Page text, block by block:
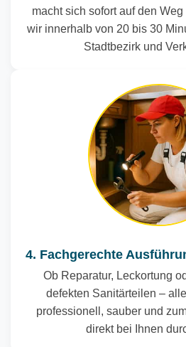
macht sich sofort auf den
wir innerhalb von 20 bis 30
Stadtbezirk und
4. Fachgerechte
Ob Reparatur, Leckortung
defekten Sanitärteilen –
professionell, sauber und
direkt bei Ihnen